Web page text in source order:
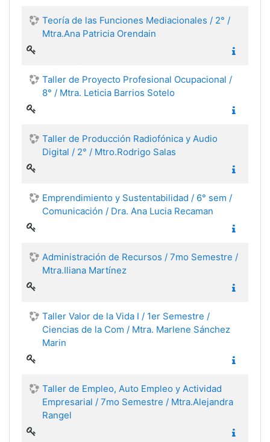
Teoría de las Funciones Mediacionales / 2° /
Mtra.Ana Patricia Orendain
Taller de Proyecto Profesional Ocupacional /
8° / Mtra. Leticia Barrios Sotelo
Taller de Producción Radiofónica y Audio
Digital / 2° / Mtro.Rodrigo Salas
Emprendimiento y Sustentabilidad / 6° sem /
Comunicación / Dra. Ana Lucia Recaman
Administración de Recursos / 7mo Semestre /
Mtra.Iliana Martínez
Taller Valor de la Vida I / 1er Semestre /
Ciencias de la Com / Mtra. Marlene Sánchez
Marin
Taller de Empleo, Auto Empleo y Actividad
Empresarial / 7mo Semestre / Mtra.Alejandra
Rangel